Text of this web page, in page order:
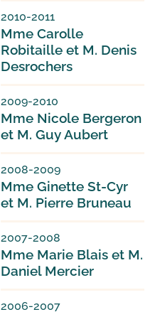
2010-2011
Mme Carolle
Robitaille et M. Denis
Desrochers
2009-2010
Mme Nicole Bergeron
et M. Guy Aubert
2008-2009
Mme Ginette St-Cyr
et M. Pierre Bruneau
2007-2008
Mme Marie Blais et M.
Daniel Mercier
2006-2007